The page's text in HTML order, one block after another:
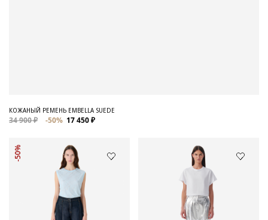
КОЖАНЫЙ РЕМЕНЬ EMBELLA SUEDE
34 900 ₽ -50% 17 450 ₽
-50%